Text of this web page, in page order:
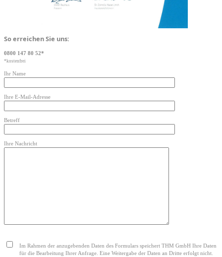
So erreichen Sie uns:
0800 147 80 52*
*kostenfrei
Ihr Name
Ihre E-Mail-Adresse
Betreff
Ihre Nachricht
Im Rahmen der anzugebenden Daten des Formulars speichert THM GmbH Ihre Daten
für die Bearbeitung Ihrer Anfrage. Eine Weitergabe der Daten an Dritte erfolgt nicht.